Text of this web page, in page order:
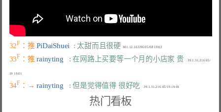
32F ：推 PiDaiShuei : 太甜而且很硬
33F ：推 rainyting : 在网路上买要等一个月的小店家 贵
    39.1.31.216 05/
34F ：→ rainyting : 但是觉得值得 很好吃
热门看板